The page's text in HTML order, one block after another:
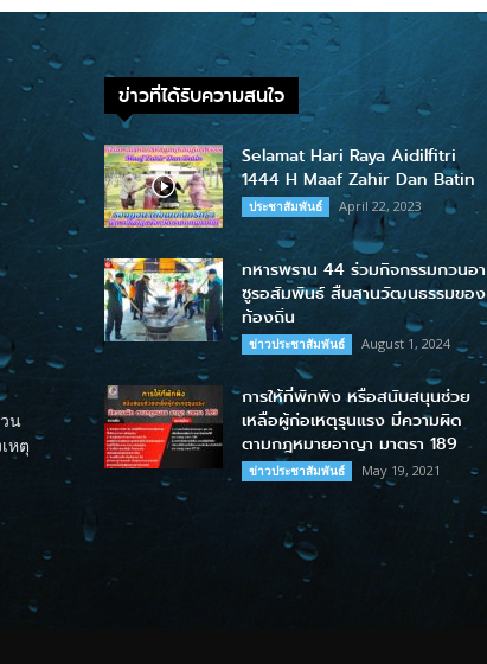
น
หตุ
ข่าวที่ได้รับความสนใจ
Selamat Hari Raya Aidilfitri
1444 H Maaf Zahir Dan Batin
ประชาสัมพันธ์ April 22, 2023
ทหารพราน 44 ร่วมกิจกรรมกวนอา
ซูรอสัมพันธ์ สืบสานวัฒนธรรมของ
ท้องถิ่น
ข่าวประชาสัมพันธ์ August 1, 2024
การให้ที่พักพิง หรือสนับสนุนช่วย
เหลือผู้ก่อเหตุรุนแรง มีความผิด
ตามกฎหมายอาญา มาตรา 189
ข่าวประชาสัมพันธ์ May 19, 2021